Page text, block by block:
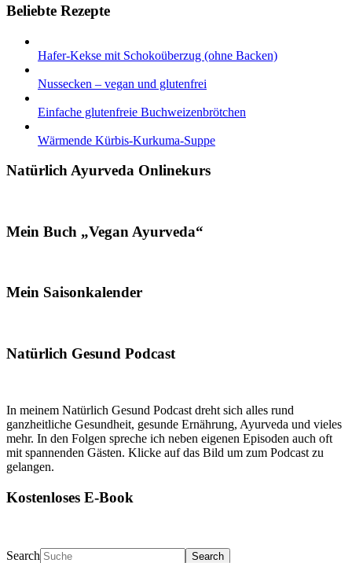
Beliebte Rezepte
Hafer-Kekse mit Schokoüberzug (ohne Backen)
Nussecken – vegan und glutenfrei
Einfache glutenfreie Buchweizenbrötchen
Wärmende Kürbis-Kurkuma-Suppe
Natürlich Ayurveda Onlinekurs
Mein Buch „Vegan Ayurveda“
Mein Saisonkalender
Natürlich Gesund Podcast
In meinem Natürlich Gesund Podcast dreht sich alles rund
ganzheitliche Gesundheit, gesunde Ernährung, Ayurveda und vieles
mehr. In den Folgen spreche ich neben eigenen Episoden auch oft
mit spannenden Gästen. Klicke auf das Bild um zum Podcast zu
gelangen.
Kostenloses E-Book
Search